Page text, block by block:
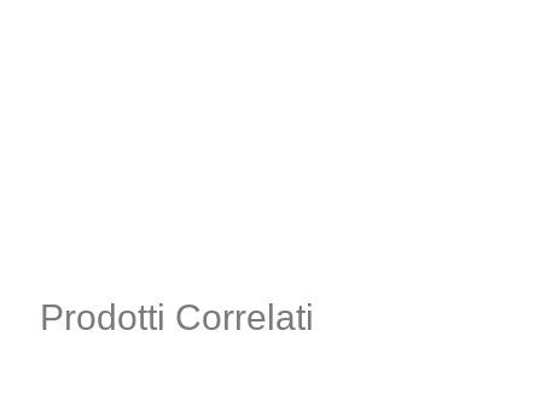
Prodotti Correlati